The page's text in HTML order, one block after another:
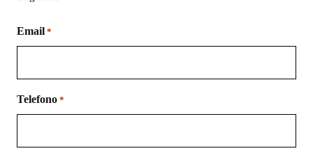
Email *
Telefono *